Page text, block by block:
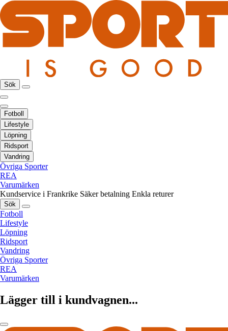
Sök
Fotboll
Lifestyle
Löpning
Ridsport
Vandring
Övriga Sporter
REA
Varumärken
Kundservice i Frankrike Säker betalning Enkla returer
Sök
Fotboll
Lifestyle
Löpning
Ridsport
Vandring
Övriga Sporter
REA
Varumärken
Lägger till i kundvagnen...